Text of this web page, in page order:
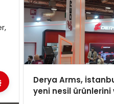
Derya Arms,
yeni nesil